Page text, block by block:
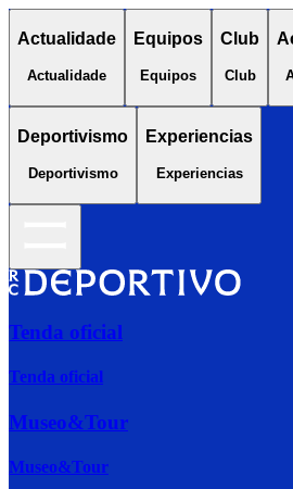
Actualidade
Actualidade
Equipos
Equipos
Club
Club
Deportivismo
Deportivismo
Experiencias
Experiencias
Tenda oficial
Tenda oficial
Museo&Tour
Museo&Tour